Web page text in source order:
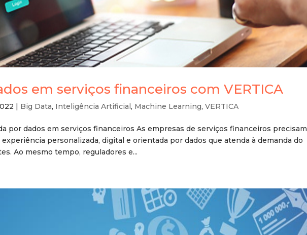
em serviços financeiros com VERTICA
| Big Data, Inteligência Artificial, Machine Learning,VERTICA
por dados em serviços financeiros As empresas de serviços financeiros precisam
personalizada, digital e orientada por dados que atenda à demanda do
Ao mesmo tempo, reguladores e...